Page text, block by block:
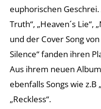
euphorischen
Truth“, „Heaven´s Lie“,
und der Cover Song
Silence“ fanden ihren
Aus ihrem neuen
ebenfalls Songs wie z.B
„Reckless“.